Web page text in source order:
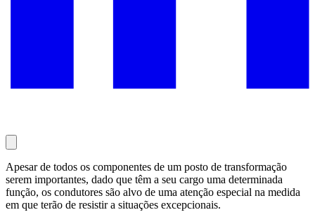
Apesar de todos os componentes de um posto de transformação
serem importantes, dado que têm a seu cargo uma determinada
função, os condutores são alvo de uma atenção especial na medida
em que terão de resistir a situações excepcionais.